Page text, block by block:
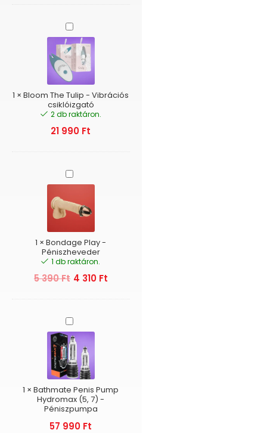
Bloom
The
Tulip
-
Vibrációs
csiklóizgató
1 ×Bloom The Tulip - Vibrációs
csiklóizgató
2 db raktáron.
21 990 Ft
Bondage
Play
Péniszheveder
1 ×Bondage Play -
Péniszheveder
1 db raktáron.
5 390Ft 4 310 Ft
Bathmate
Penis
Pump
Hydromax
(5,
7)
-
Péniszpumpa
1 ×Bathmate Penis Pump
Hydromax (5, 7) -
Péniszpumpa
57 990 Ft